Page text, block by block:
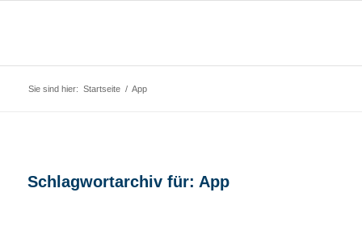
Sie sind hier: Startseite / App
Schlagwortarchiv für: App